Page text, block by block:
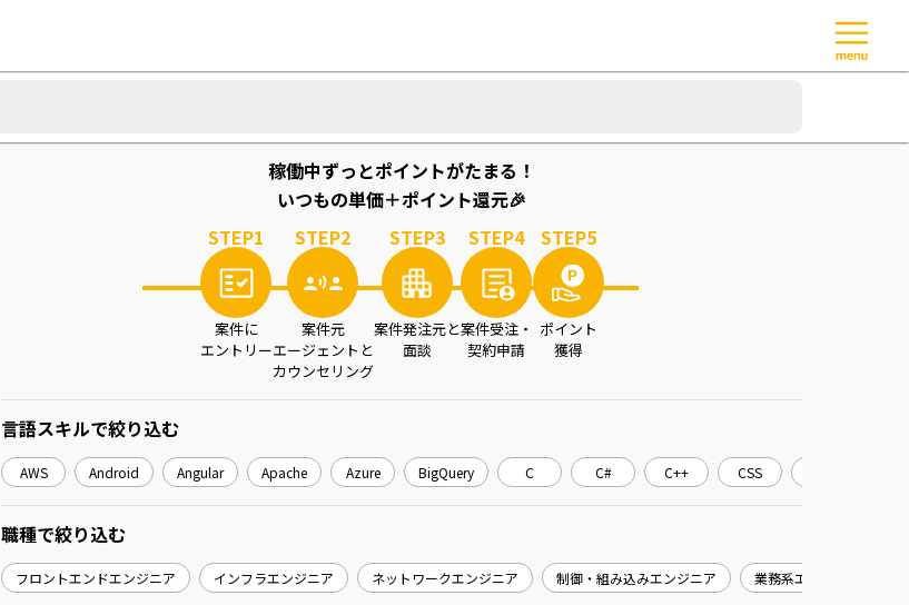
稼働中ずっとポイントがたまる！
いつもの単価＋ポイント還元🎉
STEP1
案件に
エントリー
STEP2
案件元
エージェントと
カウンセリング
STEP3
案件発注元と
面談
STEP4
案件受注・
契約申請
STEP5
ポイント
獲得
言語スキルで絞り込む
AWS Android Angular Apache Azure BigQuery C C# C++ CSS
職種で絞り込む
フロントエンドエンジニア インフラエンジニア ネットワークエンジニア 制御・組み込みエンジニア 業務系エンジニア